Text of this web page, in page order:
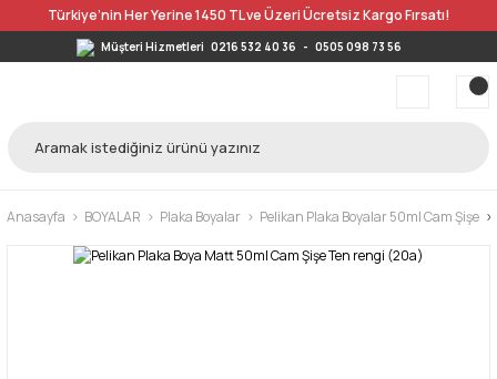
Türkiye’nin Her Yerine 1450 TL ve Üzeri Ücretsiz Kargo Fırsatı!
Müşteri Hizmetleri 0216 532 40 36 - 0505 098 73 56
Anasayfa BOYALAR Plaka Boyalar Pelikan Plaka Boyalar 50ml Cam Şişe